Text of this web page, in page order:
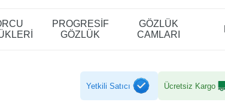
PROGRESİF
GÖZLÜK
GÖZLÜK
CAMLARI
Yetkili Satıcı Ücretsiz Kargo